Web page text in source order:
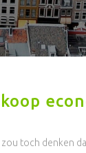
toch denken